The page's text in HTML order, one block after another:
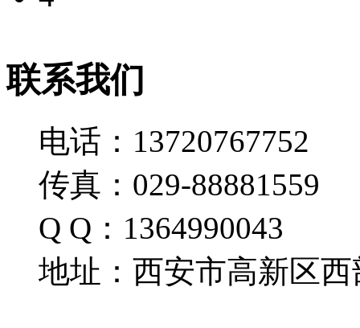
联系我们
电话：13720767752
传真：029-88881559
Q Q：1364990043
地址：西安市高新区西